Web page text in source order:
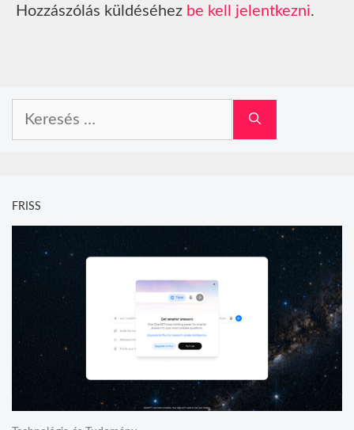
Hozzászólás küldéséhez be kell jelentkezni.
FRISS